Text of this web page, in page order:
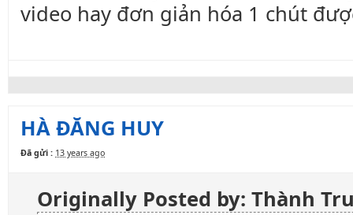
video hay đơn giản hóa 1 chút
HÀ ĐĂNG HUY
Đã gửi : 13 years ago
Originally Posted by: Thành